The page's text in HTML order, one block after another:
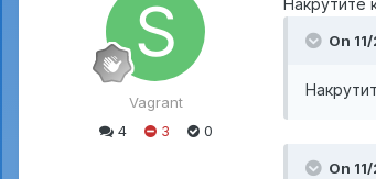
Vagrant
4
3 0
Накрутите
On
On